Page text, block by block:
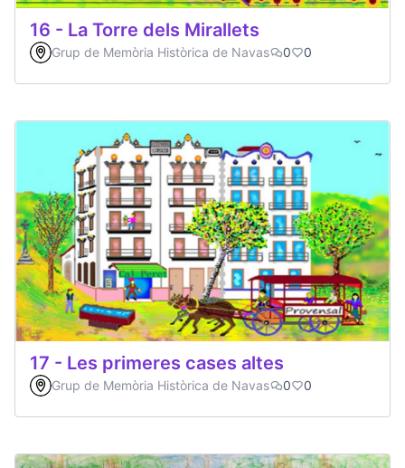
16 - La Torre dels Mirallets
Grup de Memòria Històrica de Navas 0 0
17 - Les primeres cases altes
Grup de Memòria Històrica de Navas 0 0